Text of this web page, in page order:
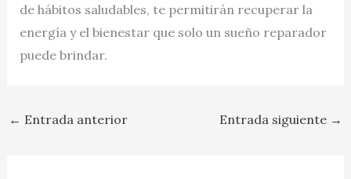
de hábitos saludables, te permitirán recuperar la
energía y el bienestar que solo un sueño reparador
puede brindar.
← Entrada anterior Entrada siguiente →